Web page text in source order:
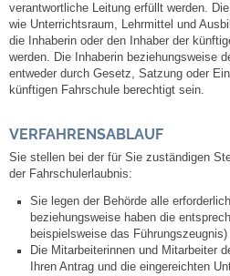
Schadensmeldungen
Bürgerservice
Sitzungsberichte
Ratsinfo
Gutachterausschuss
verantwortliche Leitung erfüllt werden.
wie Unterrichtsraum, Lehrmittel und
die Inhaberin oder den Inhaber der
werden. Die Inhaberin beziehungsweise
entweder durch Gesetz, Satzung oder
künftigen Fahrschule berechtigt sein.
VERFAHRENSABLAUF
Sie stellen bei der für Sie zuständigen
der Fahrschulerlaubnis:
Sie legen der Behörde alle
beziehungsweise haben die
beispielsweise das Führungszeugnis)
Die Mitarbeiterinnen und Mitarbeiter
Ihren Antrag und die eingereichten